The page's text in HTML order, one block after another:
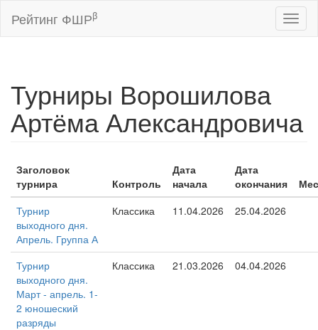
Рейтинг ФШРβ
Турниры Ворошилова
Артёма Александровича
Заголовок
турнира
Контроль
Дата
начала
Дата
окончания
Турнир
выходного дня.
Апрель. Группа А
Классика 11.04.2026 25.04.2026
Турнир
выходного дня.
Март - апрель. 1-
2 юношеский
разряды
Классика 21.03.2026 04.04.2026